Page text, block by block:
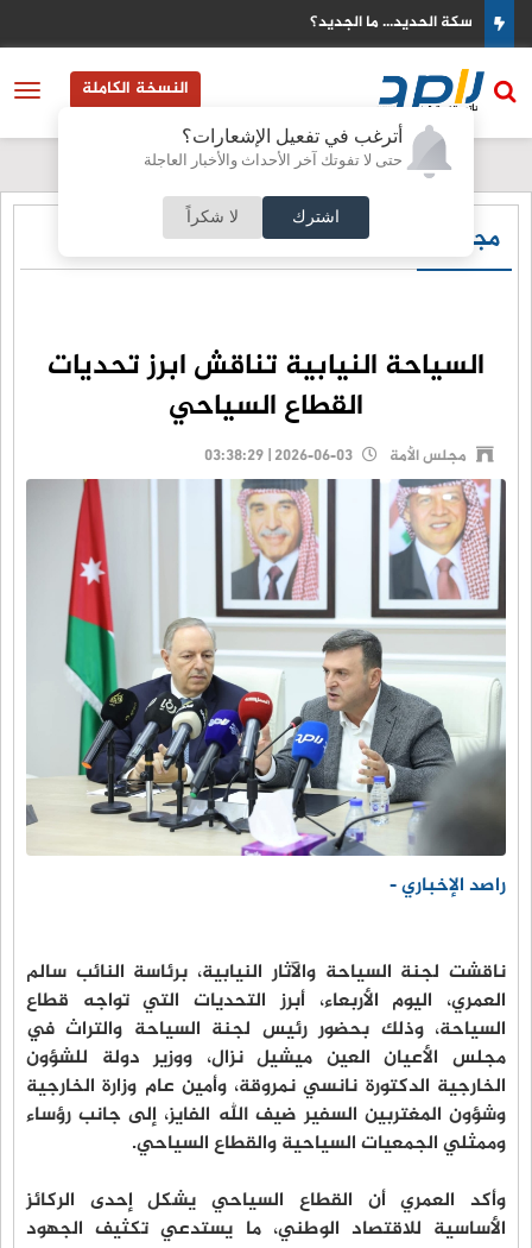
أترغب في تفعيل الإشعارات؟
حتى لا تفوتك آخر الأحداث والأخبار العاجلة
اشترك لا شكراً
سكة الحديد... ما الجديد؟
النسخة الكاملة
مجلس الأمة
السياحة النيابية تناقش ابرز تحديات
القطاع السياحي
مجلس الأمة
راصد الإخباري -
ناقشت لجنة السياحة والآثار النيابية، برئاسة النائب سالم
العمري، اليوم الأربعاء، أبرز التحديات التي تواجه قطاع
السياحة، وذلك بحضور رئيس لجنة السياحة والتراث في
مجلس الأعيان العين ميشيل نزال، ووزير دولة للشؤون
الخارجية الدكتورة نانسي نمروقة، وأمين عام وزارة الخارجية
وشؤون المغتربين السفير ضيف الله الفايز، إلى جانب رؤساء
وممثلي الجمعيات السياحية والقطاع السياحي.
وأكد العمري أن القطاع السياحي يشكل إحدى الركائز
الأساسية للاقتصاد الوطني، ما يستدعي تكثيف الجهود